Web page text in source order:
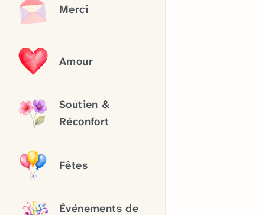
Merci
Amour
Soutien &
Réconfort
Fêtes
Événements de